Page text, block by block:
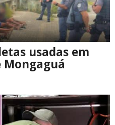
usadas em
Mongaguá